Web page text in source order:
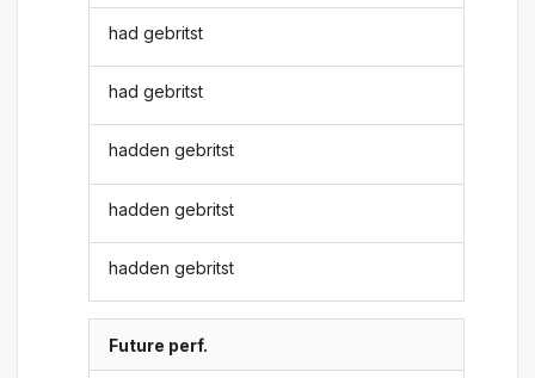
had gebritst
had gebritst
hadden gebritst
hadden gebritst
hadden gebritst
Future perf.